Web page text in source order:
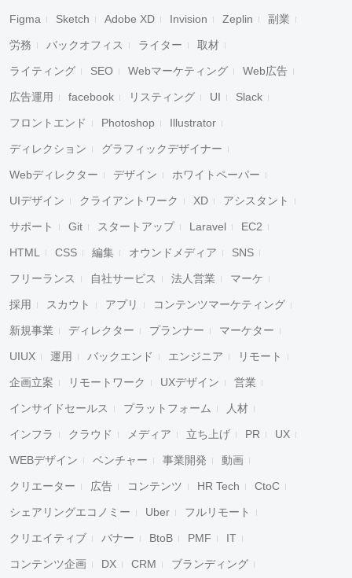
Figma Sketch Adobe XD Invision Zeplin 副業
労務 バックオフィス ライター 取材
ライティング SEO Webマーケティング Web広告
広告運用 facebook リスティング UI Slack
フロントエンド Photoshop Illustrator
ディレクション グラフィックデザイナー
Webディレクター デザイン ホワイトペーパー
UIデザイン クライアントワーク XD アシスタント
サポート Git スタートアップ Laravel EC2
HTML CSS 編集 オウンドメディア SNS
フリーランス 自社サービス 法人営業 マーケ
採用 スカウト アプリ コンテンツマーケティング
新規事業 ディレクター プランナー マーケター
UIUX 運用 バックエンド エンジニア リモート
企画立案 リモートワーク UXデザイン 営業
インサイドセールス プラットフォーム 人材
インフラ クラウド メディア 立ち上げ PR UX
WEBデザイン ベンチャー 事業開発 動画
クリエーター 広告 コンテンツ HR Tech CtoC
シェアリングエコノミー Uber フルリモート
クリエイティブ バナー BtoB PMF IT
コンテンツ企画 DX CRM ブランディング